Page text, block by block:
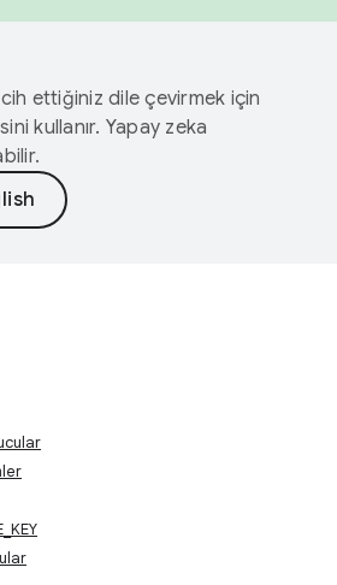
ettiğiniz dile çevirmek için
kullanır. Yapay zeka